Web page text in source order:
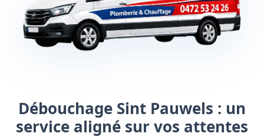
Débouchage Sint Pauwels : un
service aligné sur vos attentes